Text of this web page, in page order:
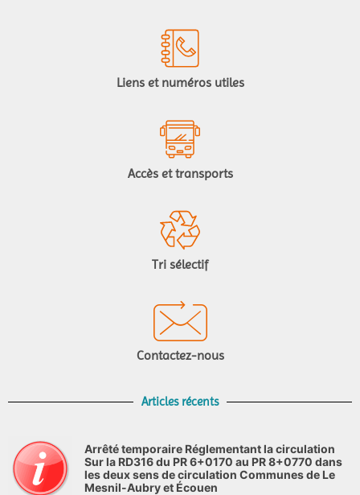
Liens et numéros utiles
Accès et transports
Tri sélectif
Contactez-nous
Articles récents
Arrêté temporaire Réglementant la circulation
Sur la RD316 du PR 6+0170 au PR 8+0770 dans
les deux sens de circulation Communes de Le
Mesnil-Aubry et Écouen